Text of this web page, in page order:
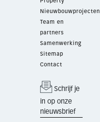
Nieuwbouwprojecten
Team en
partners
Samenwerking
Sitemap
Contact
Schrijf je
in op onze
nieuwsbrief